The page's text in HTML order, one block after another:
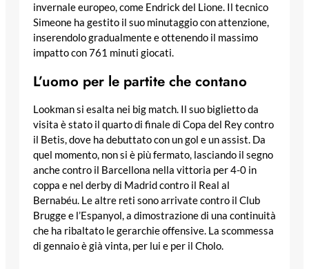
invernale europeo, come Endrick del Lione. Il tecnico
Simeone ha gestito il suo minutaggio con attenzione,
inserendolo gradualmente e ottenendo il massimo
impatto con 761 minuti giocati.
L’uomo per le partite che contano
Lookman si esalta nei big match. Il suo biglietto da
visita è stato il quarto di finale di Copa del Rey contro
il Betis, dove ha debuttato con un gol e un assist. Da
quel momento, non si è più fermato, lasciando il segno
anche contro il Barcellona nella vittoria per 4-0 in
coppa e nel derby di Madrid contro il Real al
Bernabéu. Le altre reti sono arrivate contro il Club
Brugge e l’Espanyol, a dimostrazione di una continuità
che ha ribaltato le gerarchie offensive. La scommessa
di gennaio è già vinta, per lui e per il Cholo.